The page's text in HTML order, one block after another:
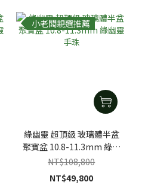
小老闆親選推薦
綠幽靈 超頂級 玻璃體半盆
聚寶盆 10.8-11.3mm 綠幽
靈手珠
NT$108,800
NT$49,800